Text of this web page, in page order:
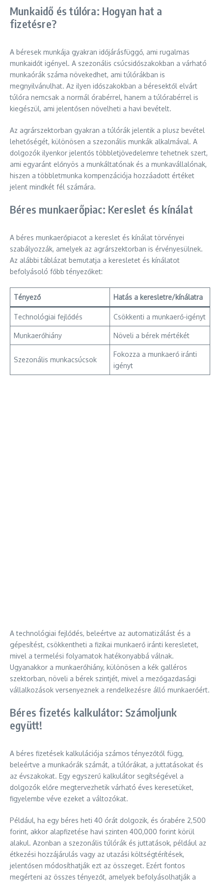
Munkaidő és túlóra: Hogyan hat a
fizetésre?
A béresek munkája gyakran időjárásfüggő, ami rugalmas
munkaidőt igényel. A szezonális csúcsidőszakokban a várható
munkaórák száma növekedhet, ami túlórákban is
megnyilvánulhat. Az ilyen időszakokban a béresektől elvárt
túlóra nemcsak a normál órabérrel, hanem a túlórabérrel is
kiegészül, ami jelentősen növelheti a havi bevételt.
Az agrárszektorban gyakran a túlórák jelentik a plusz bevétel
lehetőségét, különösen a szezonális munkák alkalmával. A
dolgozók ilyenkor jelentős többletjövedelemre tehetnek szert,
ami egyaránt előnyös a munkáltatónak és a munkavállalónak,
hiszen a többletmunka kompenzációja hozzáadott értéket
jelent mindkét fél számára.
Béres munkaerőpiac: Kereslet és kínálat
A béres munkaerőpiacot a kereslet és kínálat törvényei
szabályozzák, amelyek az agrárszektorban is érvényesülnek.
Az alábbi táblázat bemutatja a keresletet és kínálatot
befolyásoló főbb tényezőket:
Tényező Hatás a keresletre/kínálatra
Technológiai fejlődés Csökkenti a munkaerő-igényt
Munkaerőhiány Növeli a bérek mértékét
Szezonális munkacsúcsok
Fokozza a munkaerő iránti
igényt
A technológiai fejlődés, beleértve az automatizálást és a
gépesítést, csökkentheti a fizikai munkaerő iránti keresletet,
mivel a termelési folyamatok hatékonyabbá válnak.
Ugyanakkor a munkaerőhiány, különösen a kék galléros
szektorban, növeli a bérek szintjét, mivel a mezőgazdasági
vállalkozások versenyeznek a rendelkezésre álló munkaerőért.
Béres fizetés kalkulátor: Számoljunk
együtt!
A béres fizetések kalkulációja számos tényezőtől függ,
beleértve a munkaórák számát, a túlórákat, a juttatásokat és
az évszakokat. Egy egyszerű kalkulátor segítségével a
dolgozók előre megtervezhetik várható éves keresetüket,
figyelembe véve ezeket a változókat.
Például, ha egy béres heti 40 órát dolgozik, és órabére 2,500
forint, akkor alapfizetése havi szinten 400,000 forint körül
alakul. Azonban a szezonális túlórák és juttatások, például az
étkezési hozzájárulás vagy az utazási költségtérítések,
jelentősen módosíthatják ezt az összeget. Ezért fontos
megérteni az összes tényezőt, amelyek befolyásolhatják a